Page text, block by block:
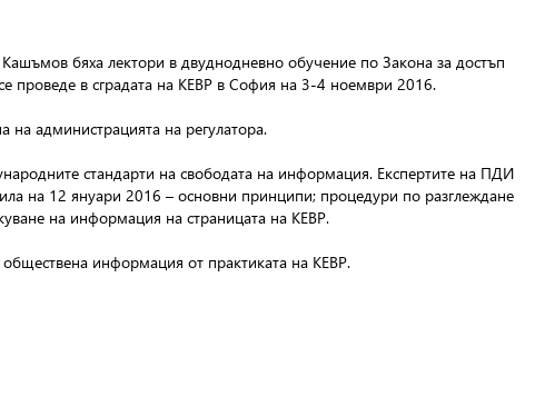
бяха лектори в двуднодневно обучение по Закона за достъп
проведе в сградата на КЕВР в София на 3-4 ноември 2016.
на администрацията на регулатора.
стандарти на свободата на информация. Експертите на ПДИ
на 12 януари 2016 – основни принципи; процедури по разглеждане
на информация на страницата на КЕВР.
информация от практиката на КЕВР.